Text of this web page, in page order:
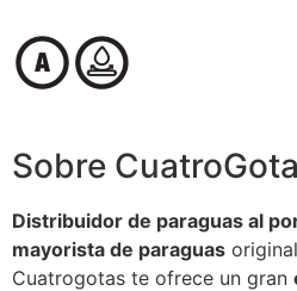
Sobre
Distribuidor de paraguas al
mayorista de paraguas
Cuatrogotas te ofrece un gran